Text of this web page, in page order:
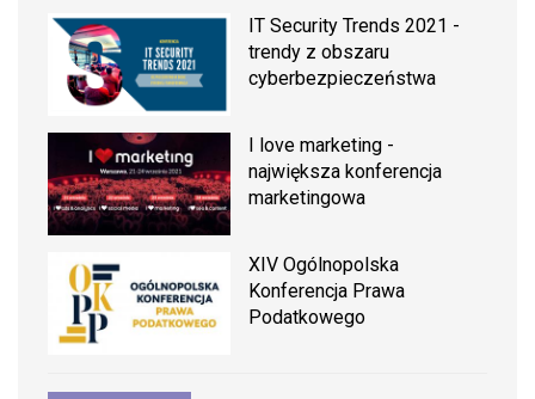
IT Security Trends 2021 -
trendy z obszaru
cyberbezpieczeństwa
I love marketing -
największa konferencja
marketingowa
XIV Ogólnopolska
Konferencja Prawa
Podatkowego